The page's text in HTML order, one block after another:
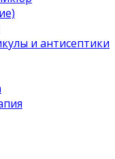
и антисептики